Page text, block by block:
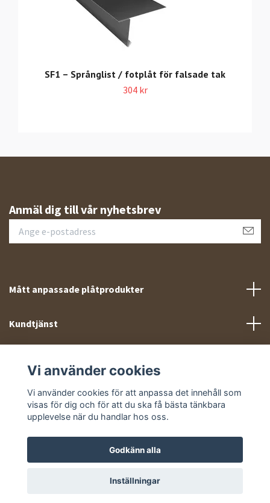
SF1 – Språnglist / fotplåt för falsade tak
304 kr
Anmäl dig till vår nyhetsbrev
Mått anpassade plåtprodukter
Kundtjänst
Sociala medier
© 2026 Takprofiler.se
Vi använder cookies
Vi använder cookies för att anpassa det innehåll som
visas för dig och för att du ska få bästa tänkbara
upplevelse när du handlar hos oss.
Godkänn alla
Inställningar